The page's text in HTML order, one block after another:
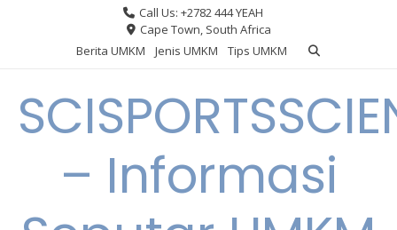
Call Us: +2782 444 YEAH
Cape Town, South Africa
Berita UMKM
Jenis UMKM Tips UMKM
– Informasi